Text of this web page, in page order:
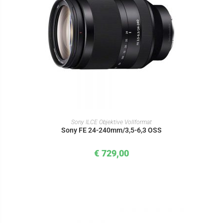
IN DEN WARENKORB
Sony ILCE Objektive Vollformat
Sony FE 24-240mm/3,5-6,3 OSS
€ 729,00